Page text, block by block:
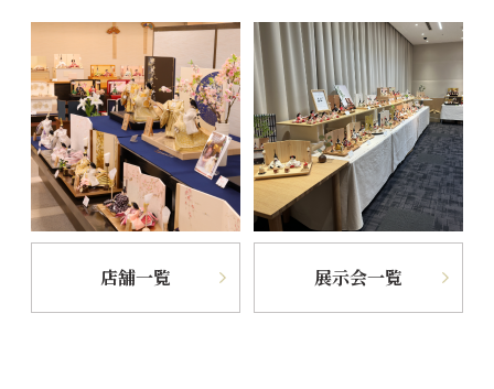
店舗一覧 展示会一覧